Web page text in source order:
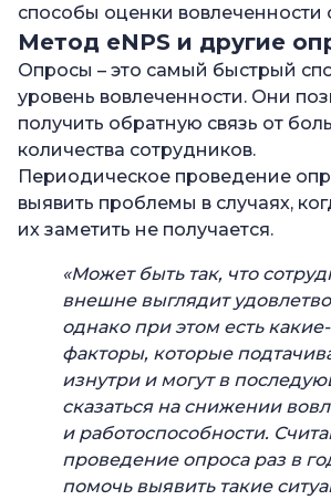
способы оценки вовлеченности
Метод eNPS и другие
Опросы – это самый быстрый
уровень вовлеченности. Они
получить обратную связь от
количества сотрудников.
Периодическое проведение
выявить проблемы в случаях,
их заметить не получается.
«Может быть так, что
внешне выглядит
однако при этом есть
факторы, которые
изнутри и могут в
сказаться на снижении
и работоспособности.
проведение опроса раз в
помочь выявить такие